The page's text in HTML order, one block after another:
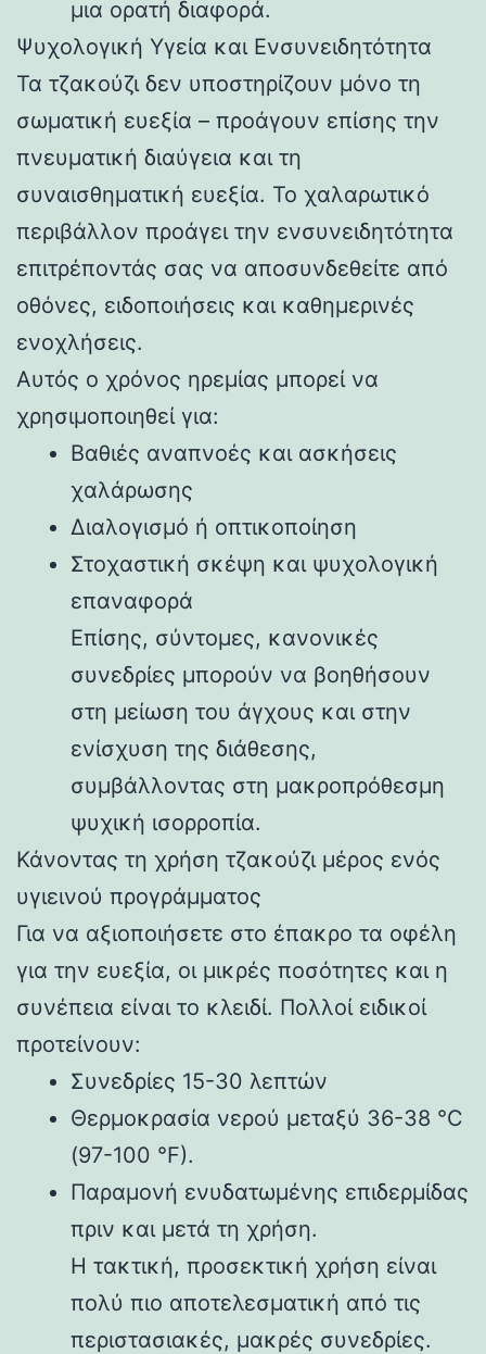
μια ορατή διαφορά.
Ψυχολογική Υγεία και Ενσυνειδητότητα
Τα τζακούζι δεν υποστηρίζουν μόνο τη
σωματική ευεξία – προάγουν επίσης την
πνευματική διαύγεια και τη
συναισθηματική ευεξία. Το χαλαρωτικό
περιβάλλον προάγει την ενσυνειδητότητα
επιτρέποντάς σας να αποσυνδεθείτε από
οθόνες, ειδοποιήσεις και καθημερινές
ενοχλήσεις.
Αυτός ο χρόνος ηρεμίας μπορεί να
χρησιμοποιηθεί για:
Βαθιές αναπνοές και ασκήσεις
χαλάρωσης
Διαλογισμό ή οπτικοποίηση
Στοχαστική σκέψη και ψυχολογική
επαναφορά
Επίσης, σύντομες, κανονικές
συνεδρίες μπορούν να βοηθήσουν
στη μείωση του άγχους και στην
ενίσχυση της διάθεσης,
συμβάλλοντας στη μακροπρόθεσμη
ψυχική ισορροπία.
Κάνοντας τη χρήση τζακούζι μέρος ενός
υγιεινού προγράμματος
Για να αξιοποιήσετε στο έπακρο τα οφέλη
για την ευεξία, οι μικρές ποσότητες και η
συνέπεια είναι το κλειδί. Πολλοί ειδικοί
προτείνουν:
Συνεδρίες 15-30 λεπτών
Θερμοκρασία νερού μεταξύ 36-38 °C
(97-100 °F).
Παραμονή ενυδατωμένης επιδερμίδας
πριν και μετά τη χρήση.
Η τακτική, προσεκτική χρήση είναι
πολύ πιο αποτελεσματική από τις
περιστασιακές, μακρές συνεδρίες.